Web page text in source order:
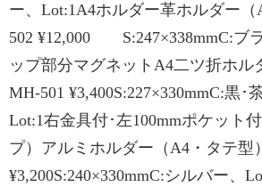
ー、Lot:1A4ホルダー革ホルダー
502 ¥12,000 S:247×338mmC:ブ
ップ部分マグネットA4二ツ折ホル
MH-501 ¥3,400S:227×330mmC:黒･
Lot:1右金具付･左100mmポケット
プ）アルミホルダー（A4・タテ型
¥3,200S:240×330mmC:シルバー、